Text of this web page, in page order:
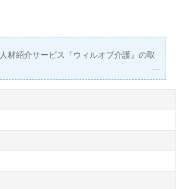
材紹介サービス『ウィルオブ介護』の取
軽にご相談ください♪
の転職活動をサポートいたします。